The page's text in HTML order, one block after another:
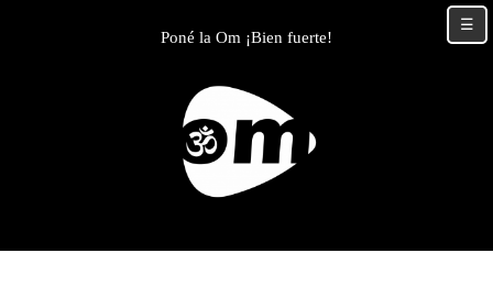
Poné la Om ¡Bien fuerte!
☰